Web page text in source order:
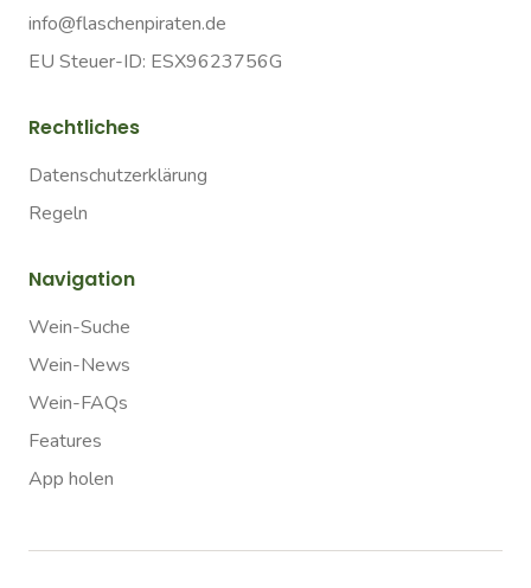
info@flaschenpiraten.de
EU Steuer-ID: ESX9623756G
Rechtliches
Datenschutzerklärung
Regeln
Navigation
Wein-Suche
Wein-News
Wein-FAQs
Features
App holen